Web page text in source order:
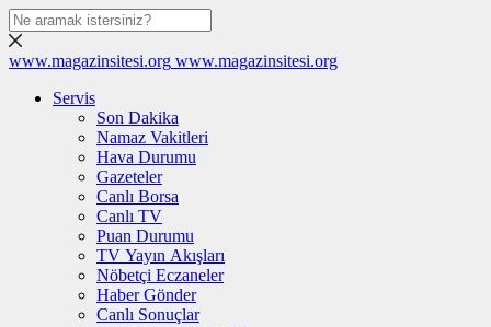
www.magazinsitesi.org www.magazinsitesi.org
Servis
Son Dakika
Namaz Vakitleri
Hava Durumu
Gazeteler
Canlı Borsa
Canlı TV
Puan Durumu
TV Yayın Akışları
Nöbetçi Eczaneler
Haber Gönder
Canlı Sonuçlar